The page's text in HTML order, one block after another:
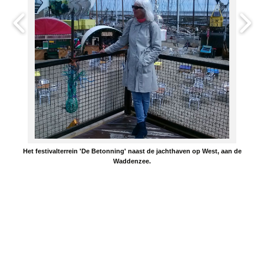
Het festivalterrein 'De Betonning' naast de jachthaven op West, aan de
Waddenzee.